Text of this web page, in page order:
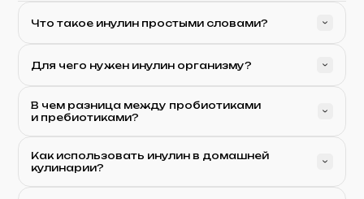
Что такое инулин простыми словами?
Для чего нужен инулин организму?
В чем разница между пробиотиками
и пребиотиками?
Как использовать инулин в домашней
кулинарии?